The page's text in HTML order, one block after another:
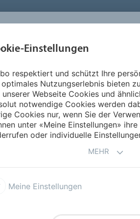
dem bisherigen Verwaltungsrat
auf Dividende
vom 29. April 2005 in
im vergangenen
Einstellungen
respektiert und schützt Ihre
Nutzungserlebnis bieten
unserer Webseite Cookies und
notwendige Cookies werden
Cookies nur, wenn Sie der
unter «Meine Einstellungen»
oder individuelle
MEHR
Meine Einstellungen